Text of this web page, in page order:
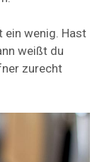
ein wenig. Hast
weißt du
zurecht